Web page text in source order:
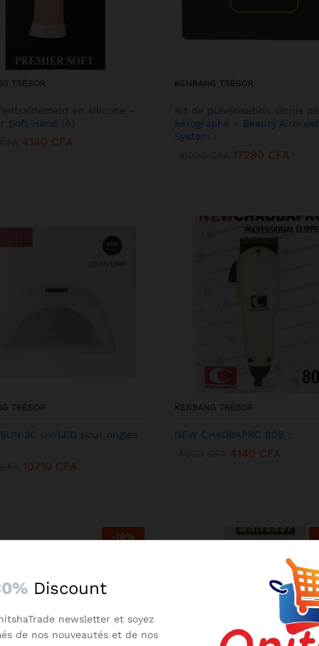
TRÉSOR
en silicone –
Soft Hand (A)
4140 CFA
KENBANG TRÉSOR
Kit de pulvérisation vernis
aérographe – Beauty
System :
17280 CFA
TRÉSOR
3C UV/LED pour ongles
10710 CFA
KENBANG TRÉSOR
NEW CHAOBAPRC 808 :
4140 CFA
-19%
Discount
newsletter et soyez
de nos nouveautés et de nos